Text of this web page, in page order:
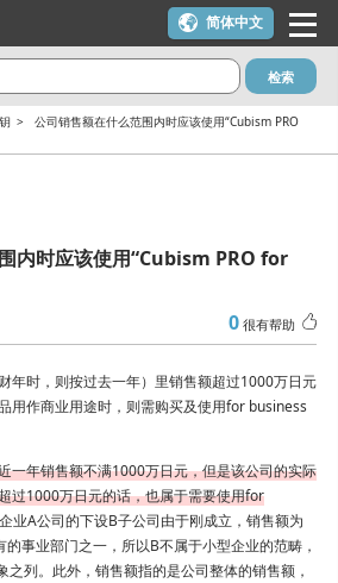
ルの保存に失敗する
能対応について
被输出
创建的文件(cmo3, can3, moc3)可以
的PC规格是什么？
中，是否可以使用Cubism Editor、
呢？
文件的方法
答
在多台电脑上吗？
上发布作品吗？
）
网络通信相关错误时
学生优惠制度）
区别？
台电脑使用
检索
公司销售额在什么范围内时应该使用“Cubism PRO
内时应该使用“Cubism PRO for
0 很有帮助
年时，则按过去一年）里销售额超过1000万日元
用作商业用途时，则需购买及使用for business
一年销售额不满1000万日元，但是该公司的实际
过1000万日元的话，也属于需要使用for
业A公司的下设B子公司由于刚成立，销售额为
事业部门之一，所以B不属于小型企业的范畴，
列。此外，销售额指的是公司整体的销售额，
简体中文